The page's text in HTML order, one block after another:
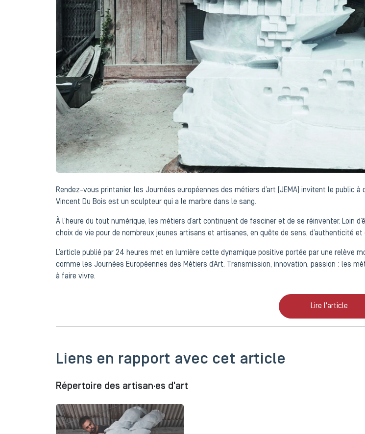
Rendez-vous printanier, les Journées européennes des métiers d’art (JEMA) invitent le public
Vincent Du Bois est un sculpteur qui a le marbre dans le sang.
À l’heure du tout numérique, les métiers d’art continuent de fasciner et de se réinventer. Loin
choix de vie pour de nombreux jeunes artisans et artisanes, en quête de sens, d’authenticité et
L’article publié par 24 heures met en lumière cette dynamique positive portée par une relève
comme les Journées Européennes des Métiers d’Art. Transmission, innovation, passion : les
à faire vivre.
Lire l'article
Liens en rapport avec cet article
Répertoire des artisan·es d'art